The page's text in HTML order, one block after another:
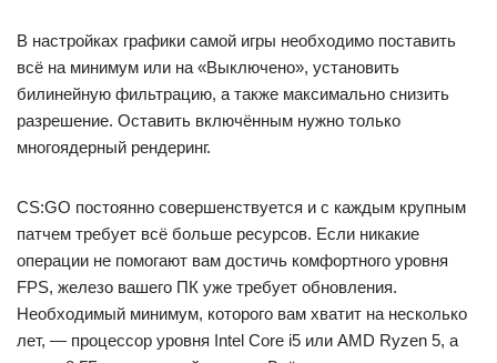
В настройках графики самой игры необходимо поставить
всё на минимум или на «Выключено», установить
билинейную фильтрацию, а также максимально снизить
разрешение. Оставить включённым нужно только
многоядерный рендеринг.
CS:GO постоянно совершенствуется и с каждым крупным
патчем требует всё больше ресурсов. Если никакие
операции не помогают вам достичь комфортного уровня
FPS, железо вашего ПК уже требует обновления.
Необходимый минимум, которого вам хватит на несколько
лет, — процессор уровня Intel Core i5 или AMD Ryzen 5, а